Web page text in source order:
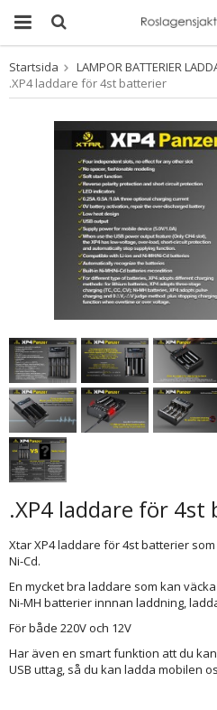
Produkten
tillagd i
Startsida LAMPOR BATTERIER
.XP4 laddare för 4st batterier
.XP4 laddare för
Xtar XP4 laddare för 4st batterier
Ni-Cd.
En mycket bra laddare som kan
Ni-MH batterier innnan laddning,
För både 220V och 12V
Har även en smart funktion att du
USB uttag, så du kan ladda mobilen